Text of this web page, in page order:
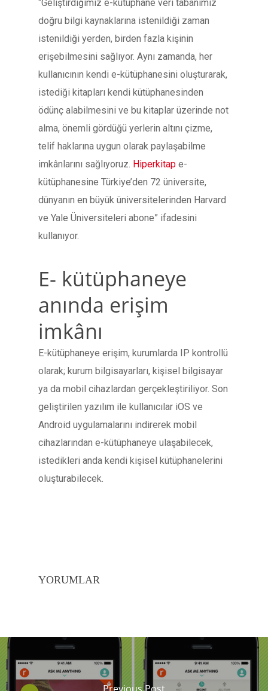
“Geliştirdiğimiz e-kütüphane veri tabanımız
doğru bilgi kaynaklarına istenildiği zaman
istenildiği yerden, birden fazla kişinin
erişebilmesini sağlıyor. Aynı zamanda, her
kullanıcının kendi e-kütüphanesini oluşturarak,
istediği kitapları kendi kütüphanesinden
ödünç alabilmesini ve bu kitaplar üzerinde not
alma, önemli gördüğü yerlerin altını çizme,
telif haklarına uygun olarak paylaşabilme
imkânlarını sağlıyoruz. Hiperkitap e-
kütüphanesine Türkiye’den 72 üniversite,
dünyanın en büyük üniversitelerinden Harvard
ve Yale Üniversiteleri abone” ifadesini
kullanıyor.
E- kütüphaneye
anında erişim
imkânı
E-kütüphaneye erişim, kurumlarda IP kontrollü
olarak; kurum bilgisayarları, kişisel bilgisayar
ya da mobil cihazlardan gerçekleştiriliyor. Son
geliştirilen yazılım ile kullanıcılar iOS ve
Android uygulamalarını indirerek mobil
cihazlarından e-kütüphaneye ulaşabilecek,
istedikleri anda kendi kişisel kütüphanelerini
oluşturabilecek.
YORUMLAR